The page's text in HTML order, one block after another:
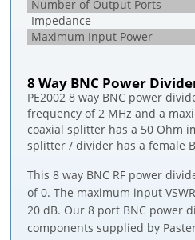
Number of Output Ports
Impedance
Maximum Input Power
8 Way BNC Power
PE2002 8 way BNC power
frequency of 2 MHz and a
coaxial splitter has a 50 Ohm
splitter / divider has a female
This 8 way BNC RF power
of 0. The maximum input
20 dB. Our 8 port BNC power
components supplied by